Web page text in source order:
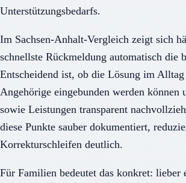
Unterstützungsbedarfs.
Im Sachsen-Anhalt-Vergleich zeigt sich
schnellste Rückmeldung automatisch die
Entscheidend ist, ob die Lösung im
Angehörige eingebunden werden können
sowie Leistungen transparent
diese Punkte sauber dokumentiert,
Korrekturschleifen deutlich.
Für Familien bedeutet das konkret: lieber